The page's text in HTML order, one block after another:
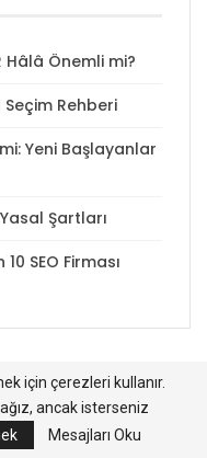
Hâlâ Önemli mi?
Rehberi
Yeni Başlayanlar
Şartları
SEO Firması
l Clash Of Clans
satın al
için çerezleri kullanır.
ancak isterseniz
Mesajları Oku